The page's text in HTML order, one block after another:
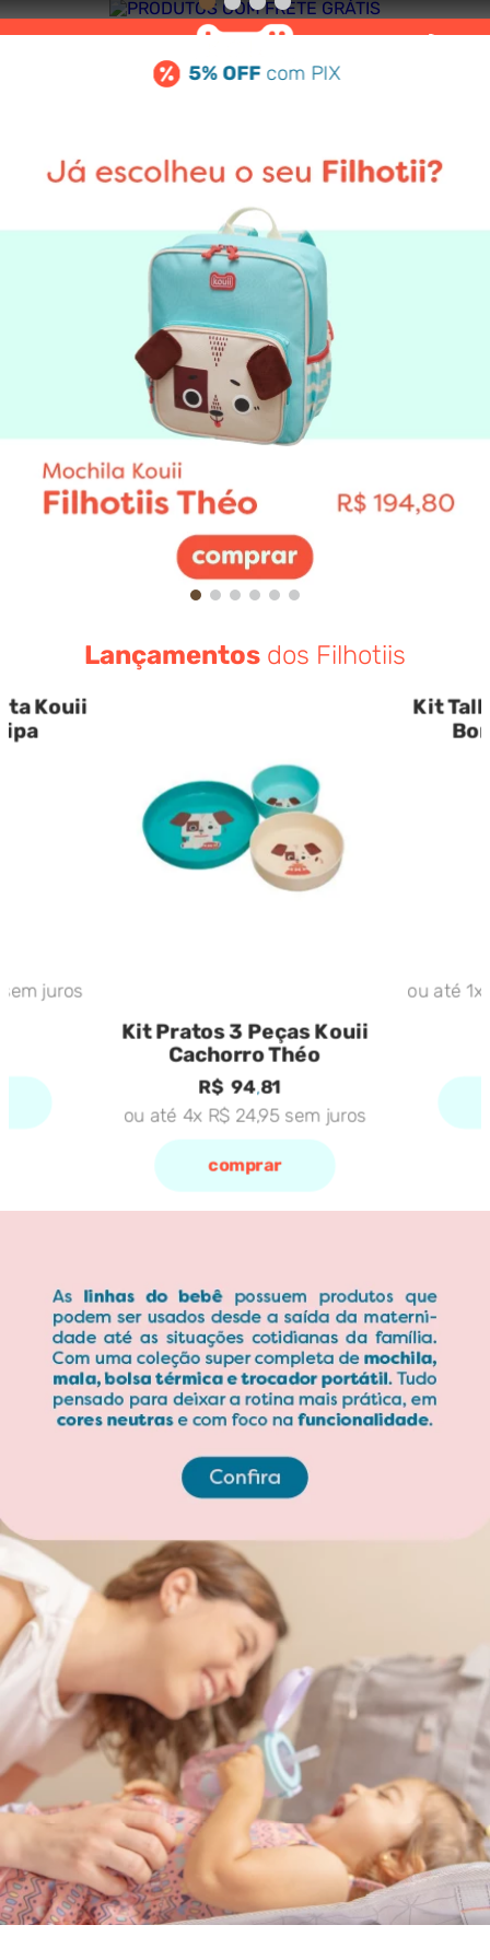
5% OFFcom PIX
Lançamentos dos Filhotiis
Kouii
juros
Kit Pratos 3 Peças Kouii
Cachorro Théo
R$ 94,81
ou até 4x R$ 24,95sem juros
comprar
Kit
ou até 1x